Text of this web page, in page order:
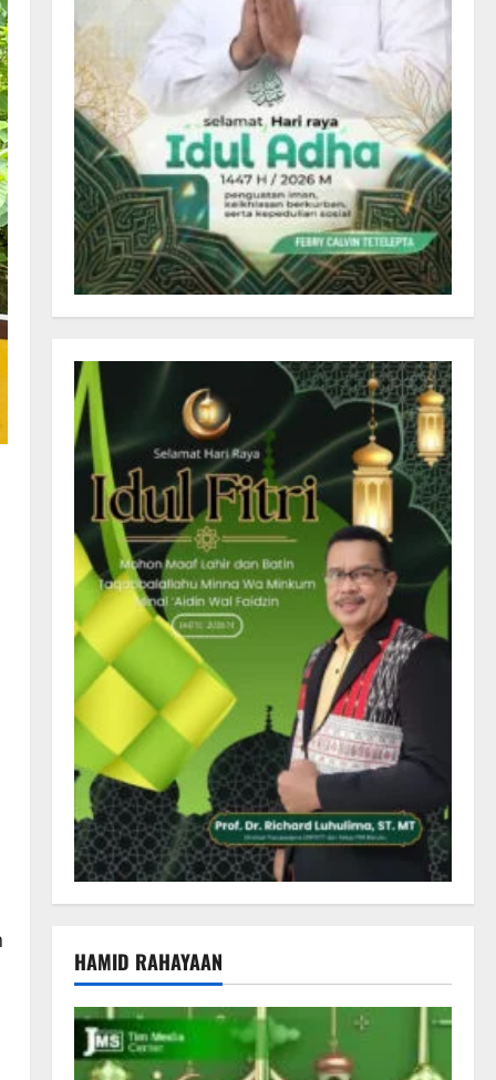
HAMID RAHAYAAN